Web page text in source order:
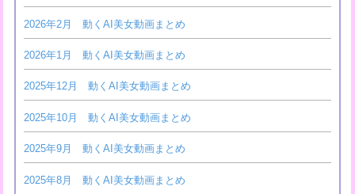
2026年2月 動くAI美女動画まとめ
2026年1月 動くAI美女動画まとめ
2025年12月 動くAI美女動画まとめ
2025年10月 動くAI美女動画まとめ
2025年9月 動くAI美女動画まとめ
2025年8月 動くAI美女動画まとめ